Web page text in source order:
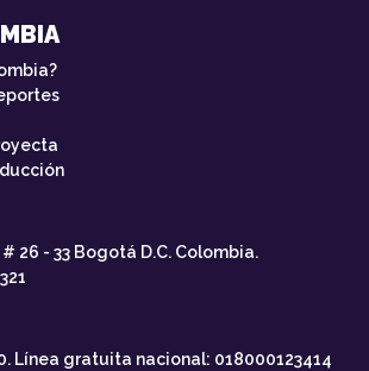
# 26 - 33 Bogotá D.C. Colombia.
Línea gratuita nacional: 018000123414